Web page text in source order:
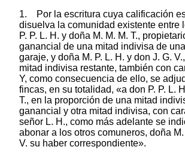
1. Por la escritura cuya calificación
disuelva la comunidad existente entre
P. P. L. H. y doña M. M. M. T.,
ganancial de una mitad indivisa de
garaje, y doña M. P. L. H. y don J. G.
mitad indivisa restante, también con
Y, como consecuencia de ello, se
fincas, en su totalidad, «a don P. P. L.
T., en la proporción de una mitad
ganancial y otra mitad indivisa, con
señor L. H., como más adelante se
abonar a los otros comuneros, doña M.
V. su haber correspondiente».